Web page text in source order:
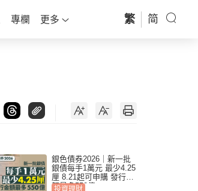
專欄 更多 繁 简
銀色債券2026｜新一批
銀債每手1萬元 最少4.25
厘 8.21起可申購 發行金
額最多550億
投資理財